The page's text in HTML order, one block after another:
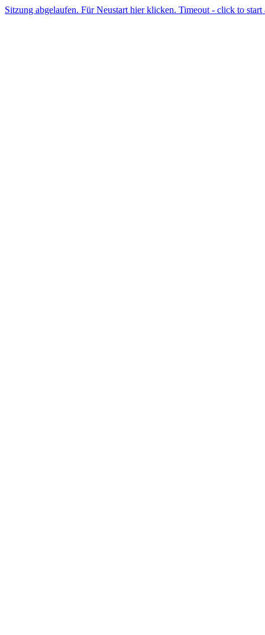
Sitzung abgelaufen. Für Neustart hier klicken. Timeout - click to start